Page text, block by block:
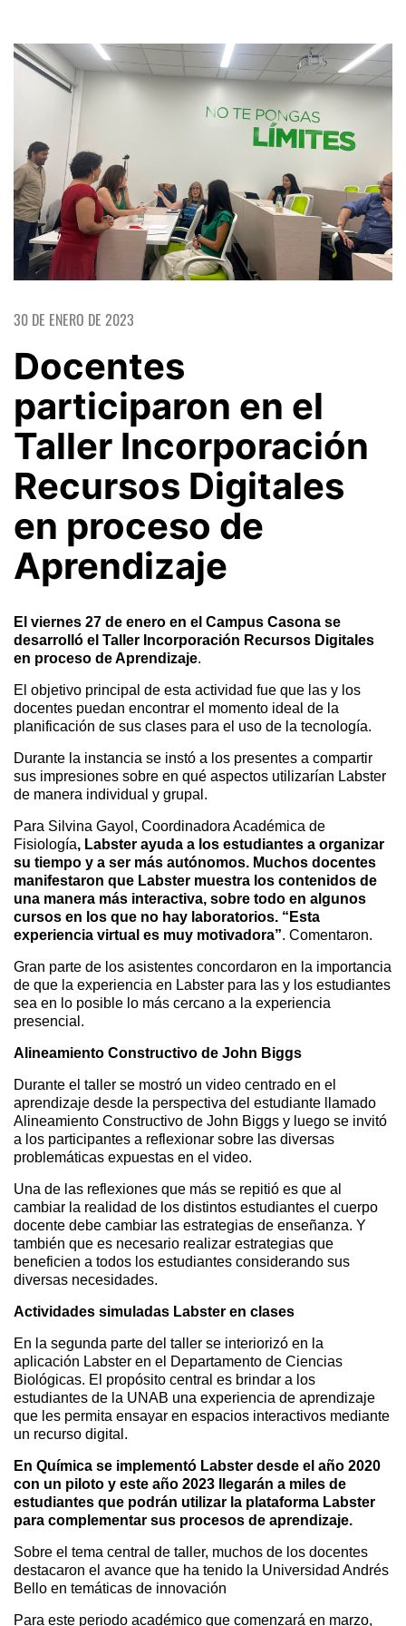
30 DE ENERO DE 2023
Docentes
participaron en el
Taller Incorporación
Recursos Digitales
en proceso de
Aprendizaje
El viernes 27 de enero en el Campus Casona se
desarrolló el Taller Incorporación Recursos Digitales
en proceso de Aprendizaje.
El objetivo principal de esta actividad fue que las y los
docentes puedan encontrar el momento ideal de la
planificación de sus clases para el uso de la tecnología.
Durante la instancia se instó a los presentes a compartir
sus impresiones sobre en qué aspectos utilizarían Labster
de manera individual y grupal.
Para Silvina Gayol, Coordinadora Académica de
Fisiología, Labster ayuda a los estudiantes a organizar
su tiempo y a ser más autónomos. Muchos docentes
manifestaron que Labster muestra los contenidos de
una manera más interactiva, sobre todo en algunos
cursos en los que no hay laboratorios. “Esta
experiencia virtual es muy motivadora”. Comentaron.
Gran parte de los asistentes concordaron en la importancia
de que la experiencia en Labster para las y los estudiantes
sea en lo posible lo más cercano a la experiencia
presencial.
Alineamiento Constructivo de John Biggs
Durante el taller se mostró un video centrado en el
aprendizaje desde la perspectiva del estudiante llamado
Alineamiento Constructivo de John Biggs y luego se invitó
a los participantes a reflexionar sobre las diversas
problemáticas expuestas en el video.
Una de las reflexiones que más se repitió es que al
cambiar la realidad de los distintos estudiantes el cuerpo
docente debe cambiar las estrategias de enseñanza. Y
también que es necesario realizar estrategias que
beneficien a todos los estudiantes considerando sus
diversas necesidades.
Actividades simuladas Labster en clases
En la segunda parte del taller se interiorizó en la
aplicación Labster en el Departamento de Ciencias
Biológicas. El propósito central es brindar a los
estudiantes de la UNAB una experiencia de aprendizaje
que les permita ensayar en espacios interactivos mediante
un recurso digital.
En Química se implementó Labster desde el año 2020
con un piloto y este año 2023 llegarán a miles de
estudiantes que podrán utilizar la plataforma Labster
para complementar sus procesos de aprendizaje.
Sobre el tema central de taller, muchos de los docentes
destacaron el avance que ha tenido la Universidad Andrés
Bello en temáticas de innovación
Para este periodo académico que comenzará en marzo,